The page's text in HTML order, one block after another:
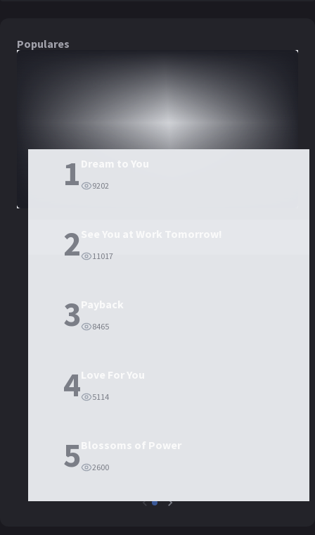
Populares
1 Dream to You
9202
2 11017
3Payback
8465
4Love For You
5114
5Blossoms of Power
2600